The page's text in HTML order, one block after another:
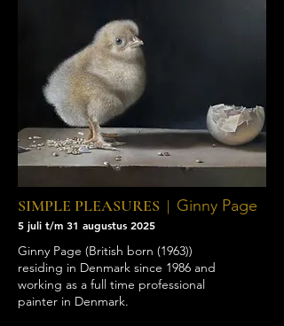
SIMPLE PLEASURES | Ginny Page
5 juli t/m 31 augustus 2025
Ginny Page (British born (1963))
residing in Denmark since 1986 and
working as a full time professional
painter in Denmark.